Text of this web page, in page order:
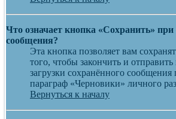
Что означает кнопка «Сохранить» при
сообщения?
Эта кнопка позволяет вам
того, чтобы закончить и
загрузки сохранённого сообщения
параграф «Черновики» личного
Вернуться к началу